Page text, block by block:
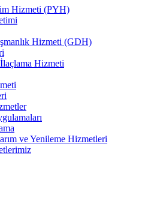
Hizmeti (PYH)
Hizmeti (GDH)
Hizmeti
ve Yenileme Hizmetleri